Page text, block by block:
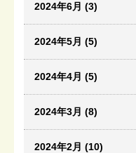
2024年6月 (3)
2024年5月 (5)
2024年4月 (5)
2024年3月 (8)
2024年2月 (10)